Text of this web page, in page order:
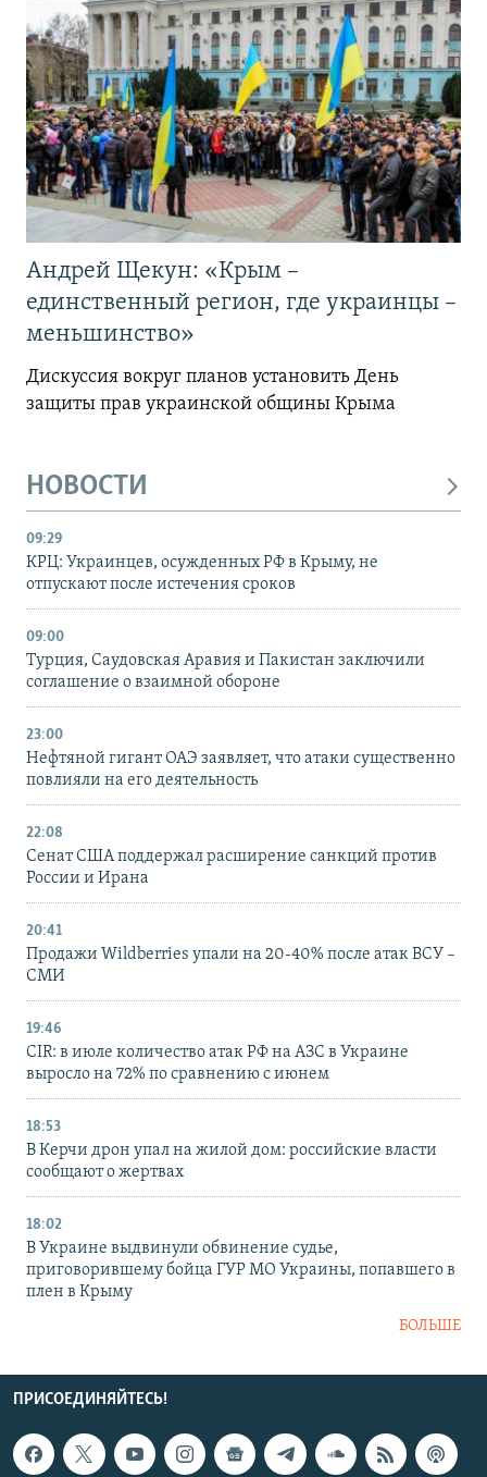
Андрей Щекун: «Крым –
единственный регион, где украинцы –
меньшинство»
Дискуссия вокруг планов установить День
защиты прав украинской общины Крыма
НОВОСТИ
09:29
КРЦ: Украинцев, осужденных РФ в Крыму, не
отпускают после истечения сроков
09:00
Турция, Саудовская Аравия и Пакистан заключили
соглашение о взаимной обороне
23:00
Нефтяной гигант ОАЭ заявляет, что атаки существенно
повлияли на его деятельность
22:08
Сенат США поддержал расширение санкций против
России и Ирана
20:41
Продажи Wildberries упали на 20-40% после атак ВСУ –
СМИ
19:46
CIR: в июле количество атак РФ на АЗС в Украине
выросло на 72% по сравнению с июнем
18:53
В Керчи дрон упал на жилой дом: российские власти
сообщают о жертвах
18:02
В Украине выдвинули обвинение судье,
приговорившему бойца ГУР МО Украины, попавшего в
плен в Крыму
БОЛЬШЕ
ПРИСОЕДИНЯЙТЕСЬ!